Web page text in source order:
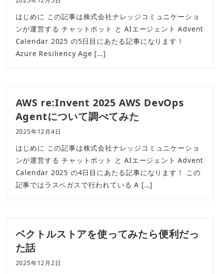
はじめに この記事は株式会社ナレッジコミュニケーショ
ンが運営する チャットボット と AIエージェント Advent
Calendar 2025 の5日目にあたる記事になります！
Azure Resiliency Age […]
AWS re:Invent 2025 AWS DevOps
Agentについて調べてみた
2025年12月4日
はじめに この記事は株式会社ナレッジコミュニケーショ
ンが運営する チャットボット と AIエージェント Advent
Calendar 2025 の4日目にあたる記事になります！ この
記事ではラスベガスで行われている A […]
ベクトルストアを使ってみたら便利だっ
た話
2025年12月2日